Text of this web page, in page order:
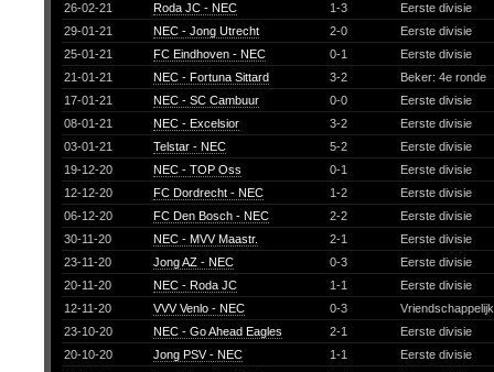
26-02-21
Roda JC - NEC 1-3
Eerste divisie
29-01-21
NEC - Jong Utrecht 2-0
Eerste divisie
25-01-21
FC Eindhoven - NEC 0-1
Eerste divisie
21-01-21
NEC - Fortuna Sittard 3-2
Beker: 4e ronde
17-01-21
NEC - SC Cambuur 0-0
Eerste divisie
08-01-21
NEC - Excelsior 3-2
Eerste divisie
03-01-21
Telstar - NEC 5-2
Eerste divisie
19-12-20
NEC - TOP Oss 0-1
Eerste divisie
12-12-20
FC Dordrecht - NEC 1-2
Eerste divisie
06-12-20
FC Den Bosch - NEC 2-2
Eerste divisie
30-11-20
NEC - MVV Maastr. 2-1
Eerste divisie
23-11-20
Jong AZ - NEC 0-3
Eerste divisie
20-11-20
NEC - Roda JC 1-1
Eerste divisie
12-11-20
VVV Venlo - NEC 0-3
23-10-20
NEC - Go Ahead Eagles 2-1
Eerste divisie
20-10-20
Jong PSV - NEC 1-1
Eerste divisie